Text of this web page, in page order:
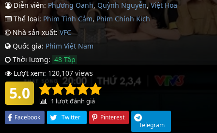
Diễn viên: Phương Oanh, Quỳnh Nguyễn,Việt Hoa
Thể loại: Phim Tình Cảm, Phim Chính Kịch
Nhà sản xuất: VFC
Quốc gia: Phim Việt Nam
Thời lượng: 48 Tập
Lượt xem: 120,107 views
5.0 1 lượt đánh giá
Facebook Twitter
Pinterest
Telegram